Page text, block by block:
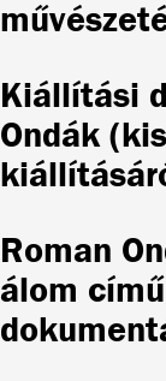
Kiállítási
Ondák
Roman
álom